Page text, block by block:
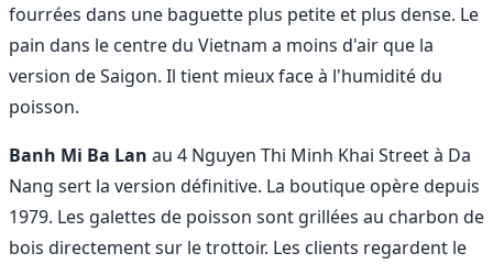
fourrées dans une baguette plus petite et plus dense. Le
pain dans le centre du Vietnam a moins d'air que la
version de Saigon. Il tient mieux face à l'humidité du
poisson.
Banh Mi Ba Lan au 4 Nguyen Thi Minh Khai Street à Da
Nang sert la version définitive. La boutique opère depuis
1979. Les galettes de poisson sont grillées au charbon de
bois directement sur le trottoir. Les clients regardent le